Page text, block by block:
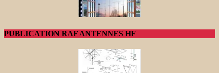
PUBLICATION RAF ANTENNES HF